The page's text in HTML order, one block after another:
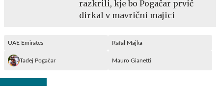
razkrili, kje bo Pogačar prvič
dirkal v mavrični majici
UAE Emirates Rafal Majka
Tadej Pogačar Mauro Gianetti